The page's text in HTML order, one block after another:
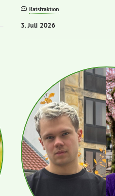
Ratsfraktion
3. Juli 2026